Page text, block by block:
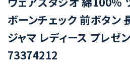
ボーンチェック 前ボタン
ジャマ レディース プレゼ
73374212